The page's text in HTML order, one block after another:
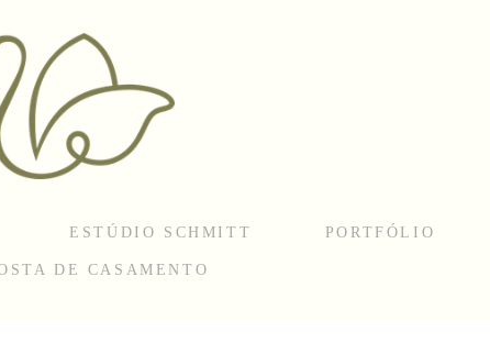
ESTÚDIO SCHMITT PORTFÓLIO
DE CASAMENTO